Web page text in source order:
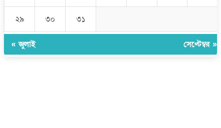
২৯ ৩০ ৩১
« জুলাই সেপ্টেম্বর »